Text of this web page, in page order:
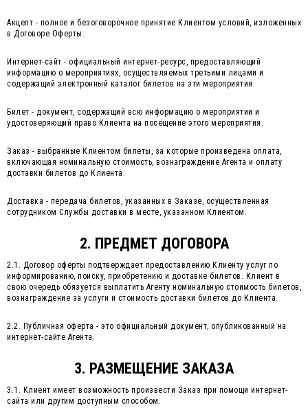
Акцепт - полное и безоговорочное принятие Клиентом условий, изложенных
в Договоре Оферты.
Интернет-сайт - официальный интернет-ресурс, предоставляющий
информацию о мероприятиях, осуществляемых третьими лицами и
содержащий электронный каталог билетов на эти мероприятия.
Билет - документ, содержащий всю информацию о мероприятии и
удостоверяющий право Клиента на посещение этого мероприятия.
Заказ - выбранные Клиентом билеты, за которые произведена оплата,
включающая номинальную стоимость, вознаграждение Агента и оплату
доставки билетов до Клиента.
Доставка - передача билетов, указанных в Заказе, осуществленная
сотрудником Службы доставки в месте, указанном Клиентом.
2. ПРЕДМЕТ ДОГОВОРА
2.1. Договор оферты подтверждает предоставлению Клиенту услуг по
информированию, поиску, приобретению и доставке билетов. Клиент в
свою очередь обязуется выплатить Агенту номинальную стоимость билетов,
вознаграждение за услуги и стоимость доставки билетов до Клиента.
2.2. Публичная оферта - это официальный документ, опубликованный на
интернет-сайте Агента.
3. РАЗМЕЩЕНИЕ ЗАКАЗА
3.1. Клиент имеет возможность произвести Заказ при помощи интернет-
сайта или другим доступным способом.